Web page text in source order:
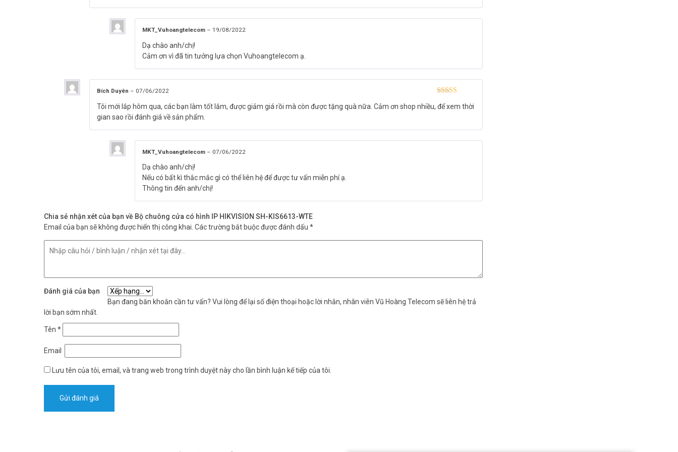
– Lưu trữ tin nhắn và hình ảnh đã chụp trong thẻ TF
– Mở khóa từ xa thông qua phần mềm máy tính hoặc di động
– Xem video trực tiếp về trạm cửa và camera được liên kết
– Độ ẩm làm việc: 10% đến 90%
– Kích thước màn hình: 200 mm × 140 mm × 15,1 mm
– Có thể đàm thoại qua App Hik-Connect
– Nguồn có sẵn trong bộ KIS
– Bảo hành: 24 tháng.
– Xuất xứ: Trung Quốc.
Đặt hàng Online ngay HIKVISION SH-KIS6613-WTE xin vui lòng liên hệ HOTLINE 1900 9259 để được hỗ trợ nhanh nhất. Tham khảo thêm
Facebook Vuhoangtelecomnhé.
MKT_Vuhoangtelecom – 19/08/2022
Dạ chào anh/chị!
Cảm ơn vì đã tin tưởng lựa chọn Vuhoangtelecom ạ.
hạng55 sao
Bích Duyên – 07/06/2022
Tôi mới lắp hôm qua, các bạn làm tốt lắm, được giảm giá rồi mà còn được tặng quà nữa. Cảm ơn shop nhiều, để xem thời
gian sao rồi đánh giá về sản phẩm.
MKT_Vuhoangtelecom – 07/06/2022
Dạ chào anh/chị!
Nếu có bất kì thắc mắc gì có thể liên hệ để được tư vấn miễn phí ạ.
Thông tin đến anh/chị!
Chia sẻ nhận xét của bạn về Bộ chuông cửa có hình IP HIKVISION SH-KIS6613-WTE
Email của bạn sẽ không được hiển thị công khai. Các trường bắt buộc được đánh dấu *
Đánh giá của bạn
Bạn đang băn khoăn cần tư vấn? Vui lòng để lại số điện thoại hoặc lời nhắn, nhân viên Vũ Hoàng Telecom sẽ liên hệ trả
lời bạn sớm nhất.
Tên *
Email
Lưu tên của tôi, email, và trang web trong trình duyệt này cho lần bình luận kế tiếp của tôi.